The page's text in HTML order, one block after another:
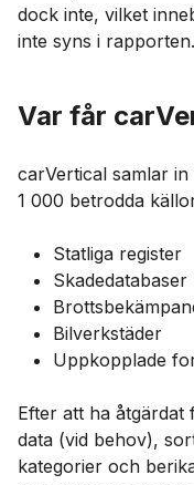
dock inte, vilket
inte syns i rapporten.
Var får
carVertical samlar
1 000 betrodda
Statliga register
Skadedatabaser
Bilverkstäder
Uppkopplade
Efter att ha
data (vid behov),
kategorier och